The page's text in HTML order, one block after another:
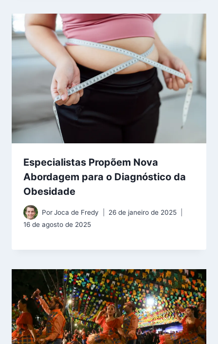
Especialistas Propõem Nova
Abordagem para o Diagnóstico da
Obesidade
PorJoca de Fredy
26 de janeiro de 2025
16 de agosto de 2025